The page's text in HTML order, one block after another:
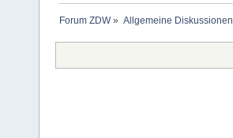
Forum ZDW» Allgemeine Diskussionen